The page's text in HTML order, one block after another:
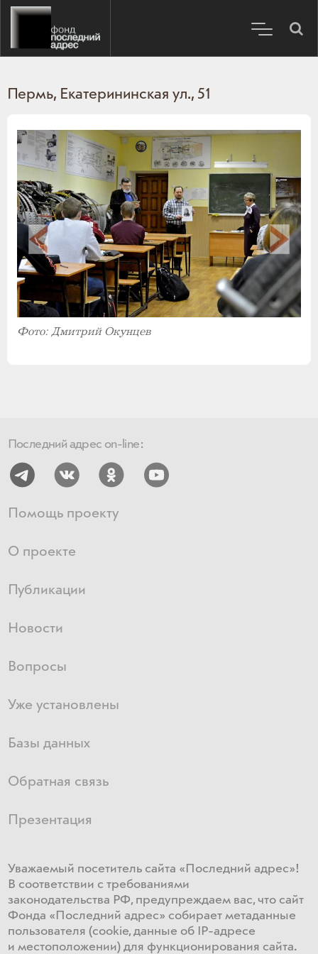
Пермь, Екатерининская ул., 51
Фото: Дмитрий Окунцев
Последний адрес on-line:
Помощь проекту
О проекте
Публикации
Новости
Вопросы
Уже установлены
Базы данных
Обратная связь
Презентация
Уважаемый посетитель сайта «Последний адрес»!
В соответствии с требованиями
законодательства РФ, предупреждаем вас, что сайт
Фонда «Последний адрес» собирает метаданные
пользователя (cookie, данные об IP-адресе
и местоположении) для функционирования сайта​.